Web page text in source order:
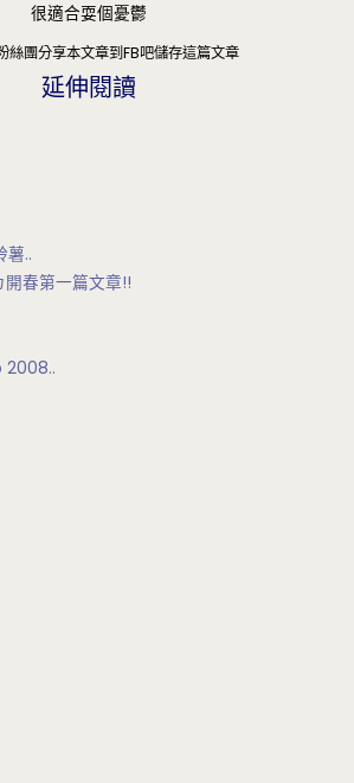
很適合耍個憂鬱
絲團分享本文章到FB吧儲存這篇文章
延伸閱讀
薯..
春第一篇文章!!
2008..